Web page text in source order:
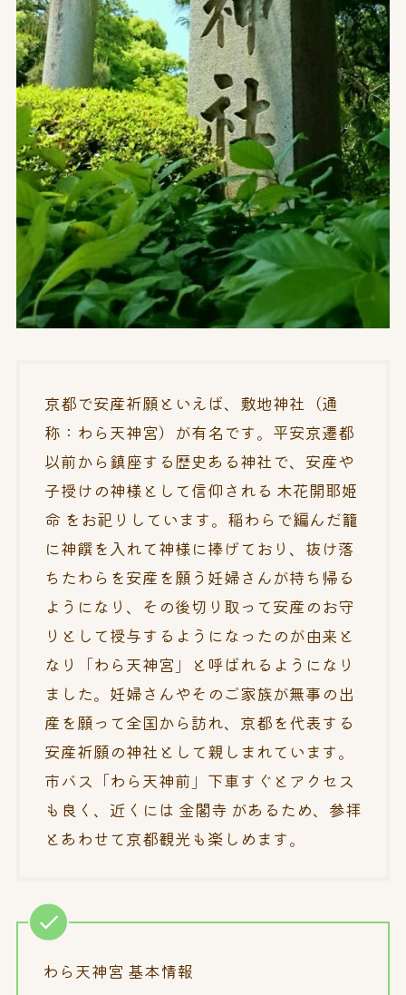
京都で安産祈願といえば、敷地神社（通
称：わら天神宮）が有名です。平安京遷都
以前から鎮座する歴史ある神社で、安産や
子授けの神様として信仰される 木花開耶姫
命 をお祀りしています。稲わらで編んだ籠
に神饌を入れて神様に捧げており、抜け落
ちたわらを安産を願う妊婦さんが持ち帰る
ようになり、その後切り取って安産のお守
りとして授与するようになったのが由来と
なり「わら天神宮」と呼ばれるようになり
ました。妊婦さんやそのご家族が無事の出
産を願って全国から訪れ、京都を代表する
安産祈願の神社として親しまれています。
市バス「わら天神前」下車すぐとアクセス
も良く、近くには 金閣寺 があるため、参拝
とあわせて京都観光も楽しめます。
わら天神宮 基本情報